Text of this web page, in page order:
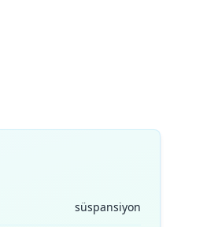
süspansiyon